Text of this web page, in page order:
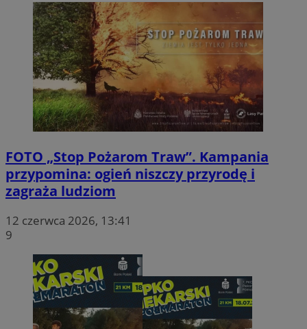
FOTO „Stop Pożarom Traw”. Kampania
przypomina: ogień niszczy przyrodę i
zagraża ludziom
12 czerwca 2026, 13:41
9